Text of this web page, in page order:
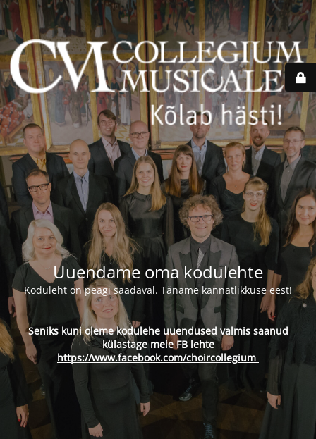
Uuendame oma kodulehte
Koduleht on peagi saadaval. Täname kannatlikkuse eest!
Seniks kuni oleme kodulehe uuendused valmis saanud
külastage meie FB lehte
https://www.facebook.com/choircollegium